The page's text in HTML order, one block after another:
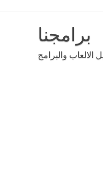
برامجنا
والبرامج